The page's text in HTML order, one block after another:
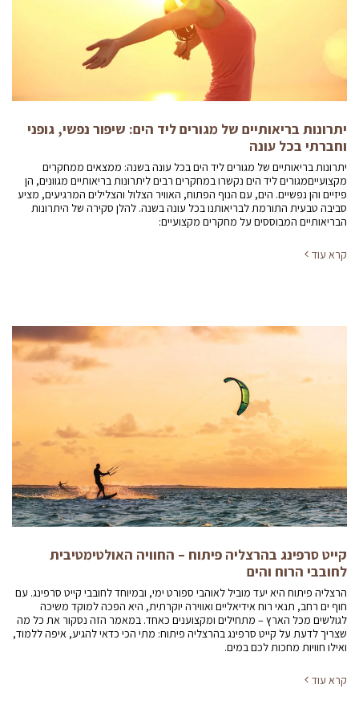
יתרונות בריאותיים של מגורים ליד הים: שיפור נפשי, גופני
וחברתי בכל עונה
יתרונות בריאותיים של מגורים ליד הים בכל עונה בשנה: ממצאים ממחקרים
מקצועייםמגורים ליד הים נקשרו במחקרים רבים ליתרונות בריאותיים מגוונים, הן
פיזיים והן נפשיים. הים, עם הנוף הפתוח, האוויר הצלול והצלילים המרגיעים, מציע
סביבה טבעית התורמת לבריאותנו בכל עונה בשנה. להלן סקירה של היתרונות
הבריאותיים המבוססים על מחקרים מקצועיים:
קרא עוד
קייט סרפינג בהרצליה פיתוח – החוויה האולטימטיבית
לחובבי הרוח והים
הרצליה פיתוח היא יעד מוביל לאוהבי ספורט ימי, ובמיוחד לחובבי קייט סרפינג. עם
חוף ים רחב, תנאי רוח אידיאליים ואווירה יוקרתית, היא הפכה למוקד משיכה
לגולשים מכל הארץ – מתחילים ומקצוענים כאחד. במאמר הזה נסקור את כל מה
שצריך לדעת על קייט סרפינג בהרצליה פיתוח: מתי הכי כדאי להגיע, איפה ללמוד,
ואילו חוויות מחכות לכם במים.
קרא עוד